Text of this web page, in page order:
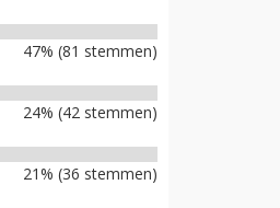
47% (81 stemmen)
24% (42 stemmen)
21% (36 stemmen)